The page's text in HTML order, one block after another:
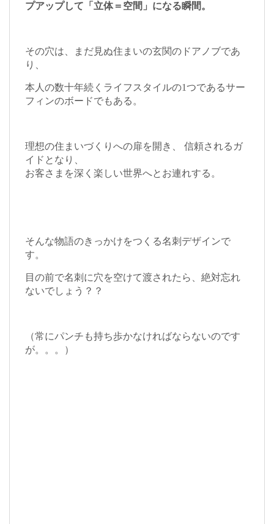
プアップして「立体＝空間」になる瞬間。
その穴は、まだ見ぬ住まいの玄関のドアノブであ
り、
本人の数十年続くライフスタイルの1つであるサー
フィンのボードでもある。
理想の住まいづくりへの扉を開き、 信頼されるガ
イドとなり、
お客さまを深く楽しい世界へとお連れする。
そんな物語のきっかけをつくる名刺デザインで
す。
目の前で名刺に穴を空けて渡されたら、絶対忘れ
ないでしょう？？
（常にパンチも持ち歩かなければならないのです
が。。。）